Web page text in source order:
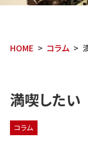
HOME コラム
満喫したい
コラム